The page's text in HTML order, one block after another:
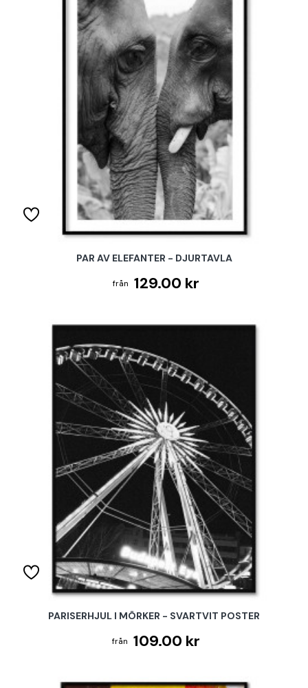
PAR AV ELEFANTER - DJURTAVLA
129.00 kr
PARISERHJUL I MÖRKER - SVARTVIT POSTER
109.00 kr